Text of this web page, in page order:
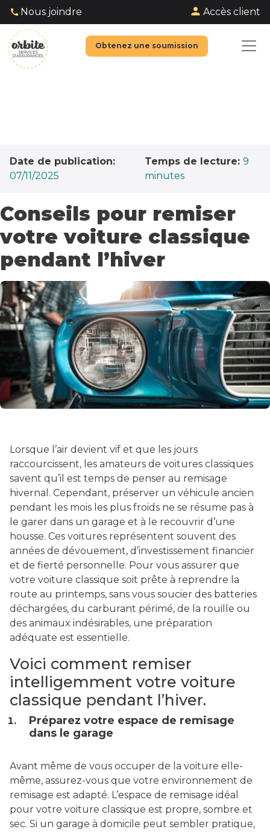
Nous joindre Accès client
Obtenez une soumission
Date de publication:
07/11/2025
Temps de lecture: 9
minutes
Conseils pour remiser
votre voiture classique
pendant l’hiver
Lorsque l’air devient vif et que les jours
raccourcissent, les amateurs de voitures classiques
savent qu’il est temps de penser au remisage
hivernal. Cependant, préserver un véhicule ancien
pendant les mois les plus froids ne se résume pas à
le garer dans un garage et à le recouvrir d’une
housse. Ces voitures représentent souvent des
années de dévouement, d’investissement financier
et de fierté personnelle. Pour vous assurer que
votre voiture classique soit prête à reprendre la
route au printemps, sans vous soucier des batteries
déchargées, du carburant périmé, de la rouille ou
des animaux indésirables, une préparation
adéquate est essentielle.
Voici comment remiser
intelligemment votre voiture
classique pendant l’hiver.
Préparez votre espace de remisage
dans le garage
Avant même de vous occuper de la voiture elle-
même, assurez-vous que votre environnement de
remisage est adapté. L’espace de remisage idéal
pour votre voiture classique est propre, sombre et
sec. Si un garage à domicile peut sembler pratique,